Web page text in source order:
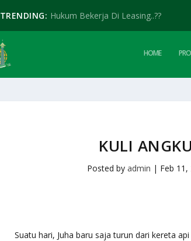
TRENDING: Hukum Bekerja Di Leasing..??
HOME
KULI
Posted byadmin | Feb 11,
Suatu hari, Juha baru saja turun dari kereta